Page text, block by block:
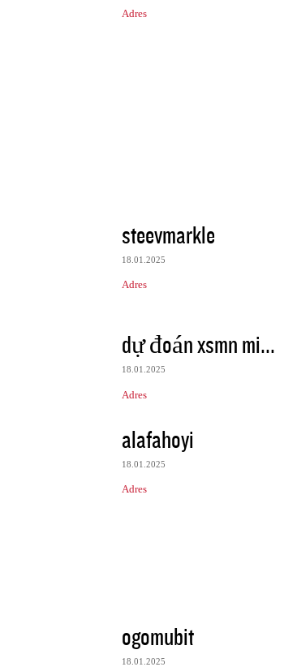
Adres
steevmarkle
18.01.2025
Adres
dự đoán xsmn mi...
18.01.2025
Adres
alafahoyi
18.01.2025
Adres
ogomubit
18.01.2025